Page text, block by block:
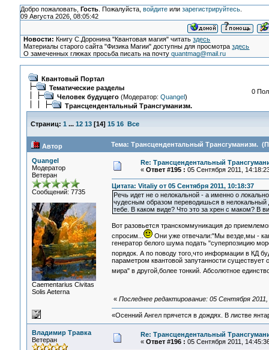
Добро пожаловать, Гость. Пожалуйста, войдитеили зарегистрируйтесь.
09 Августа 2026, 08:05:42
Новости: Книгу С.Доронина "Квантовая магия" читатьздесь
Материалы старого сайта "Физика Магии" доступны для просмотраздесь
О замеченных глюках просьба писать на почтуquantmag@mail.ru
Квантовый Портал
Тематические разделы
Человек будущего(Модератор: Quangel)
Трансцендентальный Трансгуманизм.
0
Страниц: 1 ... 12 13[14] 15 16 Все
Автор Тема: Трансцендентальный Трансгуманизм.
Quangel
Модератор
Ветеран
Сообщений: 7735
Сaementarius Civitas
Solis Aeterna
Re: Трансцендентальный
« Ответ #195 : 05 Сентября 2011,
Цитата: Vitaliy от 05 Сентября 2011, 10:18:37
Речь идет не о нелокальной - а именно о
чудесным образом переводишься в
тебе. В каком виде? Что это за хрен с маком? В
Вот разовьется транскоммуникация до
спросим...
Они уже отвечали:"Мы везде,мы -
генератор белого шума подать "суперпозицию
порядок. А по поводу того,что информации в КД
параметром квантовой запутанности
мира" в другой,более тонкий. Абсолютное
« Последнее редактирование: 05 Сентября
«Осенний Ангел прячется в дождях. В листве
Владимир Травка
Ветеран
Re: Трансцендентальный
« Ответ #196 : 05 Сентября 2011,